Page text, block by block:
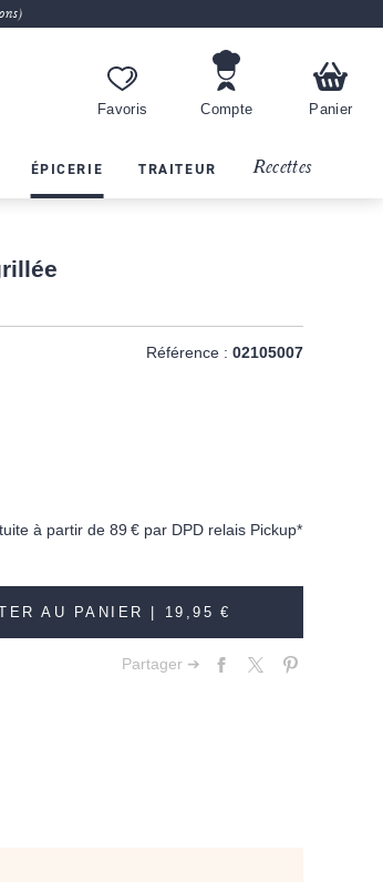
Favoris Compte Panier
ÉPICERIE TRAITEUR Recettes
Référence : 02105007
à partir de 89 € par DPD relais Pickup*
AU PANIER | 19,95 €
Partager ➔